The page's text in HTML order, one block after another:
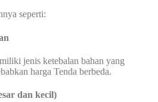
seperti:
jenis ketebalan bahan yang
harga Tenda berbeda.
dan kecil)